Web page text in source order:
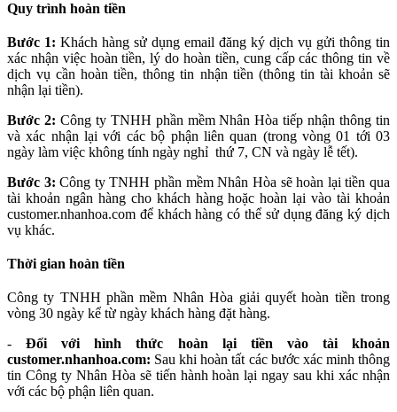
Quy trình hoàn tiền
Bước 1: Khách hàng sử dụng email đăng ký dịch vụ gửi thông tin
xác nhận việc hoàn tiền, lý do hoàn tiền, cung cấp các thông tin về
dịch vụ cần hoàn tiền, thông tin nhận tiền (thông tin tài khoản sẽ
nhận lại tiền).
Bước 2: Công ty TNHH phần mềm Nhân Hòa tiếp nhận thông tin
và xác nhận lại với các bộ phận liên quan (trong vòng 01 tới 03
ngày làm việc không tính ngày nghỉ thứ 7, CN và ngày lễ tết).
Bước 3:Công ty TNHH phần mềmNhân Hòa sẽ hoàn lại tiền qua
tài khoản ngân hàng cho khách hàng hoặc hoàn lại vào tài khoản
customer.nhanhoa.com để khách hàng có thể sử dụng đăng ký dịch
vụ khác.
Thời gian hoàn tiền
Công ty TNHH phần mềm Nhân Hòa giải quyết hoàn tiền trong
vòng 30 ngày kể từ ngày khách hàng đặt hàng.
-Đối với hình thức hoàn lại tiền vào tài khoản
customer.nhanhoa.com: Sau khi hoàn tất các bước xác minh thông
tin Công ty Nhân Hòa sẽ tiến hành hoàn lại ngay sau khi xác nhận
với các bộ phận liên quan.